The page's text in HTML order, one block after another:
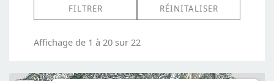
Affichage de 1 à 20 sur 22